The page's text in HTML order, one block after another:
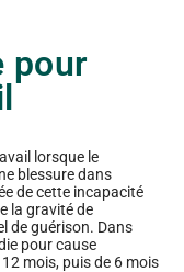
pour
lorsque le
blessure dans
de cette incapacité
la gravité de
de guérison. Dans
pour cause
mois, puis de 6 mois